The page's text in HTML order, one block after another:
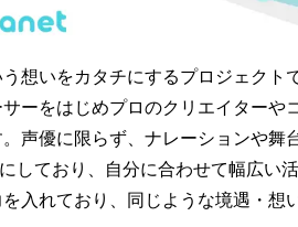
想いをカタチにするプロジェクト
ーをはじめプロのクリエイターや
声優に限らず、ナレーションや舞
しており、自分に合わせて幅広い
入れており、同じような境遇・想